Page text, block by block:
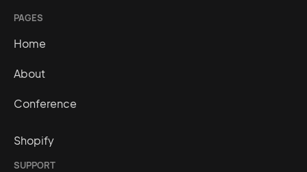
PAGES
Home
About
Conference
Shopify
SUPPORT